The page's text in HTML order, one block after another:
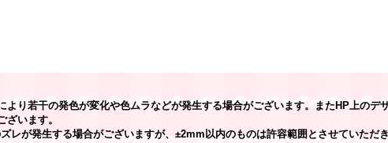
より若干の発色が変化や色ムラなどが発生する場合がございます。またHP上のデ
ざいます。
レが発生する場合がございますが、±2mm以内のものは許容範囲とさせていただき